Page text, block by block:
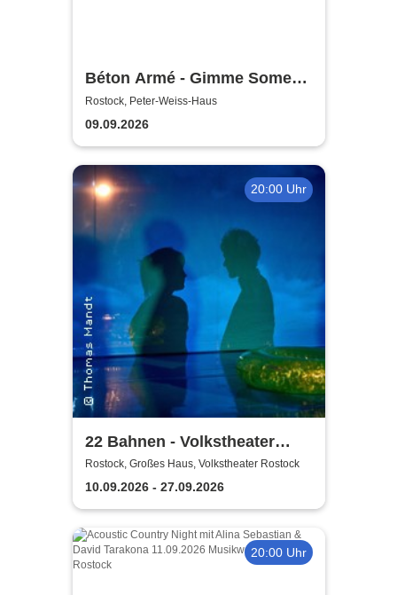
Béton Armé - Gimme Some
Action presents
Rostock, Peter-Weiss-Haus
09.09.2026
20:00 Uhr
22 Bahnen - Volkstheater
Rostock
Rostock, Großes Haus, Volkstheater Rostock
10.09.2026 - 27.09.2026
20:00 Uhr